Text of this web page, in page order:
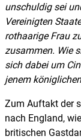
unschuldig sei
Vereinigten
rothaarige Frau
zusammen. Wie
sich dabei um
jenem
Zum Auftakt der
nach England,
britischen